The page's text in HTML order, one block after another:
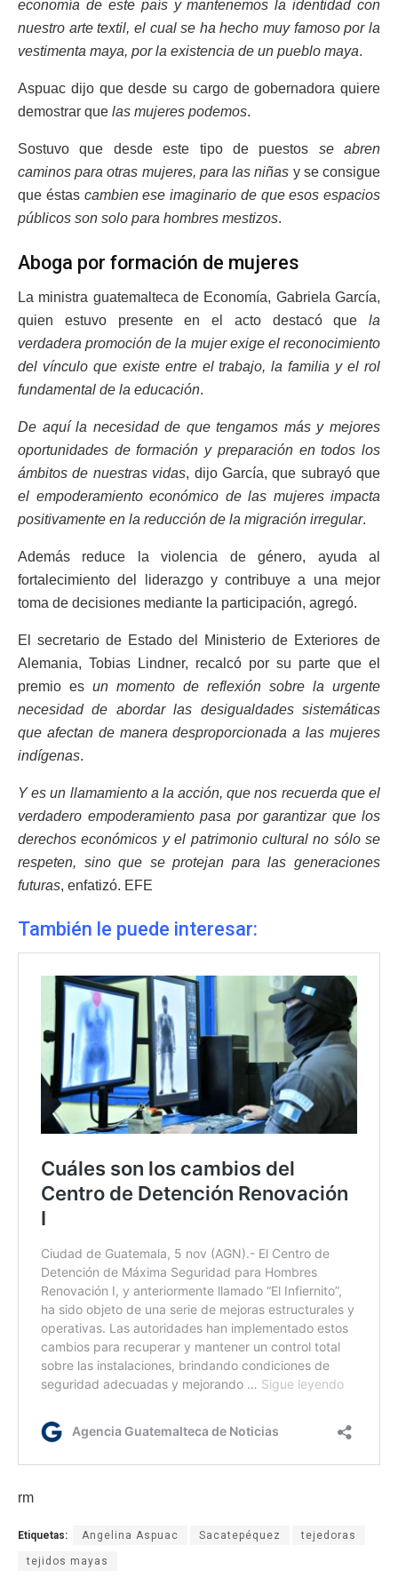
economía de este país y mantenemos la identidad con
nuestro arte textil, el cual se ha hecho muy famoso por la
vestimenta maya, por la existencia de un pueblo maya.
Aspuac dijo que desde su cargo de gobernadora quiere
demostrar que las mujeres podemos.
Sostuvo que desde este tipo de puestos se abren
caminos para otras mujeres, para las niñas y se consigue
que éstas cambien ese imaginario de que esos espacios
públicos son solo para hombres mestizos.
Aboga por formación de mujeres
La ministra guatemalteca de Economía, Gabriela García,
quien estuvo presente en el acto destacó que la
verdadera promoción de la mujer exige el reconocimiento
del vínculo que existe entre el trabajo, la familia y el rol
fundamental de la educación.
De aquí la necesidad de que tengamos más y mejores
oportunidades de formación y preparación en todos los
ámbitos de nuestras vidas, dijo García, que subrayó que
el empoderamiento económico de las mujeres impacta
positivamente en la reducción de la migración irregular.
Además reduce la violencia de género, ayuda al
fortalecimiento del liderazgo y contribuye a una mejor
toma de decisiones mediante la participación, agregó.
El secretario de Estado del Ministerio de Exteriores de
Alemania, Tobias Lindner, recalcó por su parte que el
premio es un momento de reflexión sobre la urgente
necesidad de abordar las desigualdades sistemáticas
que afectan de manera desproporcionada a las mujeres
indígenas.
Y es un llamamiento a la acción, que nos recuerda que el
verdadero empoderamiento pasa por garantizar que los
derechos económicos y el patrimonio cultural no sólo se
respeten, sino que se protejan para las generaciones
futuras, enfatizó. EFE
También le puede interesar:
rm
Etiquetas: Angelina Aspuac Sacatepéquez tejedoras
tejidos mayas